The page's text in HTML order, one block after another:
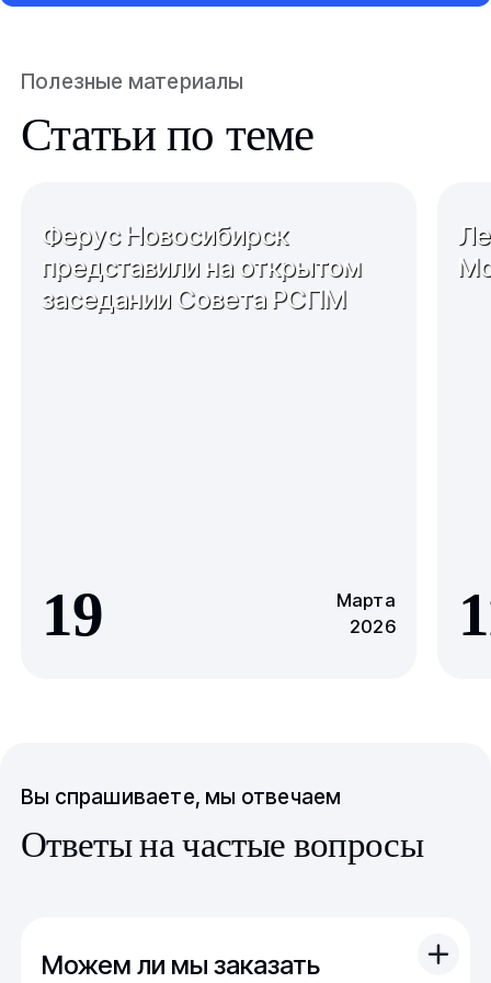
Полезные материалы
Статьи по теме
Ферус Новосибирск
представили на открытом
заседании Совета РСПМ
19
Марта
2026
Вы спрашиваете, мы отвечаем
Ответы на частые вопросы
Можем ли мы заказать